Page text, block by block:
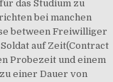
das Studium zu
bei manchen
between Freiwilliger
auf Zeit(Contract
Probezeit und einem
einer Dauer von